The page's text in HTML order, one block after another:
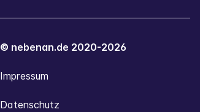
© nebenan.de 2020-2026
Impressum
Datenschutz